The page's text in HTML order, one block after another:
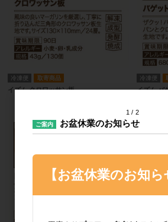
冷凍便 取寄商品
イズム クロワッサン板
冷凍便
イズム バ
1 2
ご案内 お盆休業のお知らせ
【お盆休業のお知ら